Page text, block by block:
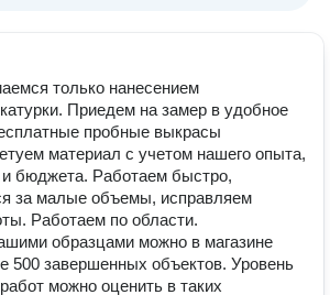
только нанесением
Приедем на замер в удобное
пробные выкрасы
материал с учетом нашего опыта,
и бюджета. Работаем быстро,
за малые объемы, исправляем
Работаем по области.
образцами можно в магазине
500 завершенных объектов. Уровень
можно оценить в таких